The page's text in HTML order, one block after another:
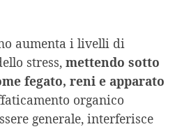
aumenta i livelli di
stress, mettendo sotto
fegato, reni e apparato
organico
generale, interferisce